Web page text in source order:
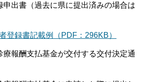
申出書（過去に県に提出済みの場合は
登録書記載例（PDF：296KB）
療報酬支払基金が交付する交付決定通